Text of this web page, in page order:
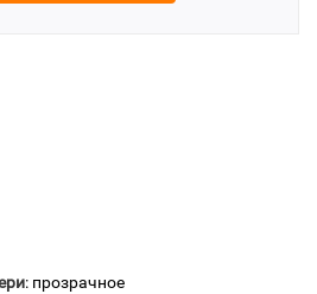
: прозрачное